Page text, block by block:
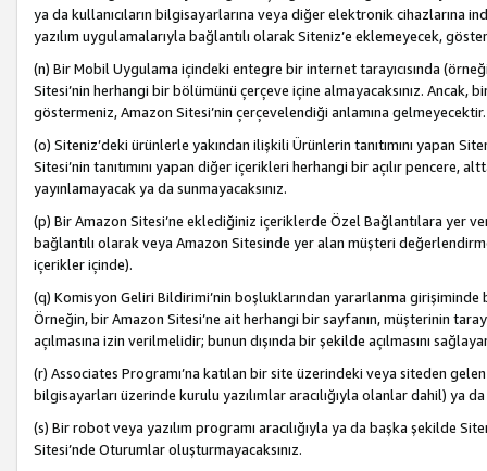
ya da kullanıcıların bilgisayarlarına veya diğer elektronik
yazılım uygulamalarıyla bağlantılı olarak Siteniz’e eklemeyecek,
(n) Bir Mobil Uygulama içindeki entegre bir internet tarayıcısında
Sitesi’nin herhangi bir bölümünü çerçeve içine almayacaksınız. Ancak,
göstermeniz, Amazon Sitesi’nin çerçevelendiği anlamına gelmeyecektir.
(o) Siteniz’deki ürünlerle yakından ilişkili Ürünlerin tanıtımını yapan
Sitesi’nin tanıtımını yapan diğer içerikleri herhangi bir açılır pencere,
yayınlamayacak ya da sunmayacaksınız.
(p) Bir Amazon Sitesi’ne eklediğiniz içeriklerde Özel Bağlantılara yer
bağlantılı olarak veya Amazon Sitesinde yer alan müşteri
içerikler içinde).
(q) Komisyon Geliri Bildirimi’nin boşluklarından yararlanma
Örneğin, bir Amazon Sitesi’ne ait herhangi bir sayfanın, müşterinin
açılmasına izin verilmelidir; bunun dışında bir şekilde açılmasını
(r) Associates Programı’na katılan bir site üzerindeki veya siteden
bilgisayarları üzerinde kurulu yazılımlar aracılığıyla olanlar dahil) ya
(s) Bir robot veya yazılım programı aracılığıyla ya da başka şekilde
Sitesi’nde Oturumlar oluşturmayacaksınız.